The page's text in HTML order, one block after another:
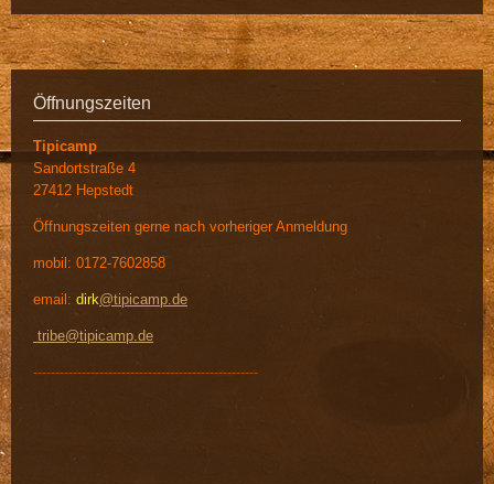
Öffnungszeiten
Tipicamp
Sandortstraße 4
27412 Hepstedt
Öffnungszeiten gerne nach vorheriger Anmeldung
mobil: 0172-7602858
email: dirk@tipicamp.de
tribe@tipicamp.de
---------------------------------------------------